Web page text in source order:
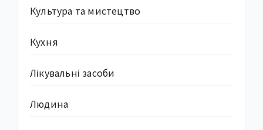
Культура та мистецтво
Кухня
Лікувальні засоби
Людина